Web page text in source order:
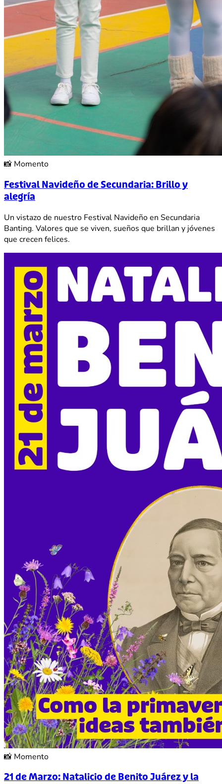
📸 Momento
Festival Navideño de Secundaria: Brillo y
alegría
Un vistazo de nuestro Festival Navideño en Secundaria
Banting. Valores que se viven, sueños que brillan y jóvenes
que crecen felices.
📸 Momento
21 de Marzo: Natalicio de Benito Juárez y la